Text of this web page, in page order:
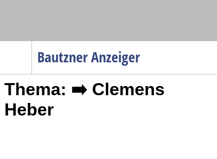
Bautzner Anzeiger
Menüpunkte
Startseite
Gesellschaft
Thema: ➡️ Clemens
Heber